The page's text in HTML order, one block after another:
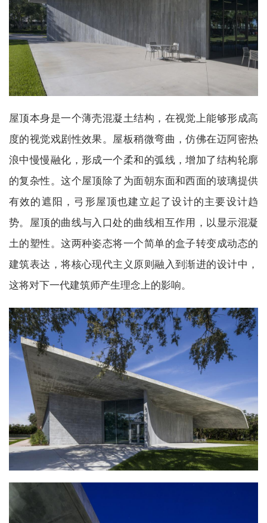
屋顶本身是一个薄壳混凝土结构，在视觉上能够形成高
度的视觉戏剧性效果。屋板稍微弯曲，仿佛在迈阿密热
浪中慢慢融化，形成一个柔和的弧线，增加了结构轮廓
的复杂性。这个屋顶除了为面朝东面和西面的玻璃提供
有效的遮阳，弓形屋顶也建立起了设计的主要设计趋
势。屋顶的曲线与入口处的曲线相互作用，以显示混凝
土的塑性。这两种姿态将一个简单的盒子转变成动态的
建筑表达，将核心现代主义原则融入到渐进的设计中，
这将对下一代建筑师产生理念上的影响。